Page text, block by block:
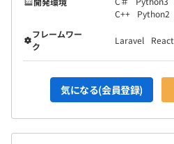
C++
Python2
フレームワー
ク
Laravel React
気になる(会員登録)